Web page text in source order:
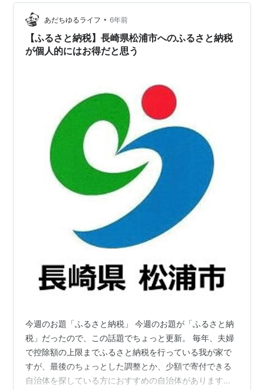
る制度」です。 「お手軽・簡単・誰でもできる」ので、
やらない理由がないと言っても過言ではありません。 実
質負担2000円で、豪華な返戻品がもらえる！というのが
大きな特徴です。 返礼…
あだちゆるライフ • 6年前
【ふるさと納税】長崎県松浦市へのふるさと納税
が個人的にはお得だと思う
今週のお題「ふるさと納税」 今週のお題が「ふるさと納
税」だったので、この話題でちょっと更新。 毎年、夫婦
で控除額の上限までふるさと納税を行っている我が家で
すが、最後のちょっとした調整とか、少額で寄付できる
自治体を探している方におすすめの自治体があります。